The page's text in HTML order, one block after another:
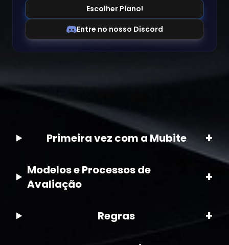
Primeira vez com a Mubite +
Modelos e Processos de
Avaliação
+
Regras +
Escolher Plano!
Entre no nosso Discord